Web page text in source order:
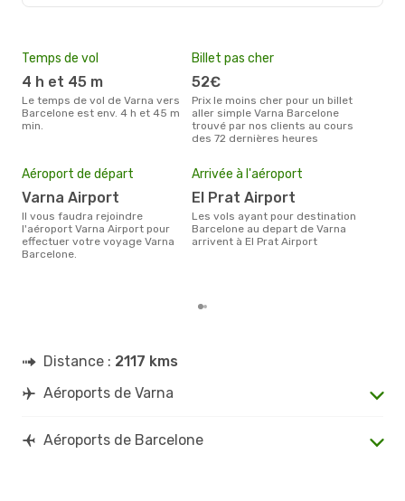
Temps de vol
4 h et 45 m
Le temps de vol de Varna vers
Barcelone est env. 4 h et 45 m
min.
Billet pas cher
52€
Prix le moins cher pour un billet
aller simple Varna Barcelone
trouvé par nos clients au cours
des 72 dernières heures
Aéroport de départ
Varna Airport
Il vous faudra rejoindre
l'aéroport Varna Airport pour
effectuer votre voyage Varna
Barcelone.
Arrivée à l'aéroport
El Prat Airport
Les vols ayant pour destination
Barcelone au depart de Varna
arrivent à El Prat Airport
Distance : 2117 kms
Aéroports de Varna
Aéroports de Barcelone